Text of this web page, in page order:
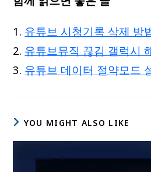
유튜브 시청기록 삭제 방
유튜브뮤직 끊김 갤럭시
유튜브 데이터 절약모드
YOU MIGHT ALSO LIKE